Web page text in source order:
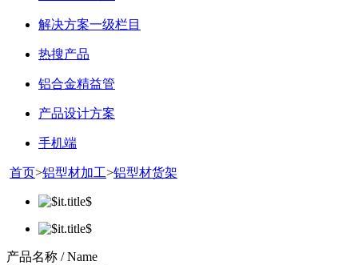
解决方案一级栏目
热搜产品
铝合金精益管
产品设计方案
手机端
首页>铝型材加工>铝型材货架
产品名称 / Name